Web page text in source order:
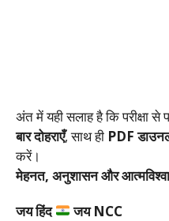
अंत में यही सलाह है कि परीक्षा
बार दोहराएँ, साथ ही PDF
करें।
मेहनत, अनुशासन और
जय हिंद
जय NCC